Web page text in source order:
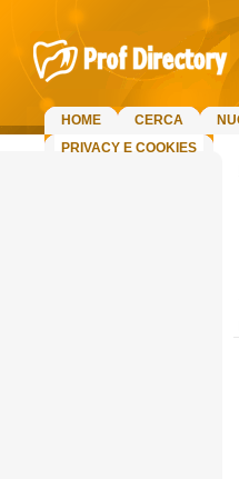
HOME CERCA
PRIVACY E COOKIES